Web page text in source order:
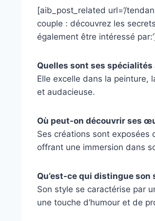
[aib_post_related url=’/
couple : découvrez les
également être intéressé
Quelles sont ses
Elle excelle dans la peinture,
et audacieuse.
Où peut-on découvrir ses
Ses créations sont exposées
offrant une immersion dans
Qu’est-ce qui distingue son
Son style se caractérise par
une touche d’humour et de